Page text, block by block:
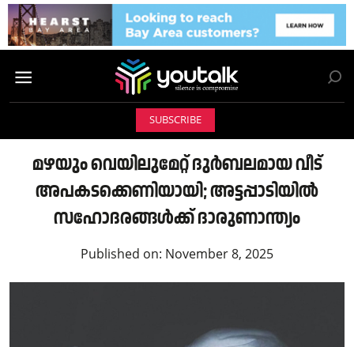
SUBSCRIBE
മഴയും വെയിലുമേറ്റ് ദുർബലമായ വീട്
അപകടക്കെണിയായി; അട്ടപ്പാടിയിൽ
സഹോദരങ്ങൾക്ക് ദാരുണാന്ത്യം
Published on: November 8, 2025